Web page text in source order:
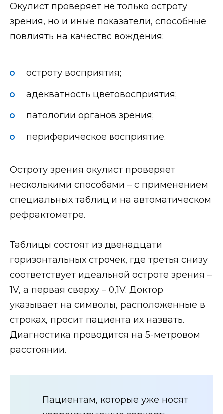
Окулист проверяет не только остроту
зрения, но и иные показатели, способные
повлиять на качество вождения:
остроту восприятия;
адекватность цветовосприятия;
патологии органов зрения;
периферическое восприятие.
Остроту зрения окулист проверяет
несколькими способами – с применением
специальных таблиц и на автоматическом
рефрактометре.
Таблицы состоят из двенадцати
горизонтальных строчек, где третья снизу
соответствует идеальной остроте зрения –
1V, а первая сверху – 0,1V. Доктор
указывает на символы, расположенные в
строках, просит пациента их назвать.
Диагностика проводится на 5-метровом
расстоянии.
Пациентам, которые уже носят